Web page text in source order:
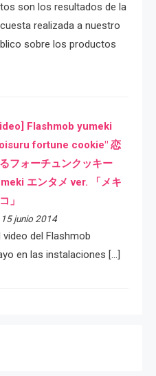
son los resultados de la
realizada a nuestro
sobre los productos
Flashmob yumeki
fortune cookie" 恋
フォーチュンクッキー
エンタメ ver. 「メキ
」
15 junio 2014
del Flashmob
en las instalaciones […]